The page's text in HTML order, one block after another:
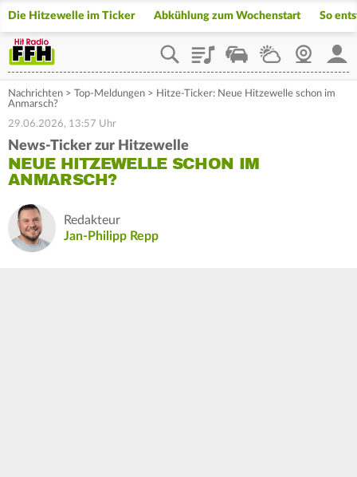
Die Hitzewelle im Ticker Abkühlung zum Wochenstart So
PlaylistStaupilotWetterWebcam
Nachrichten > Top-Meldungen > Hitze-Ticker: Neue Hitzewelle schon im
Anmarsch?
29.06.2026, 13:57 Uhr
News-Ticker zur Hitzewelle
NEUE HITZEWELLE SCHON IM
ANMARSCH?
Redakteur
Jan-Philipp Repp